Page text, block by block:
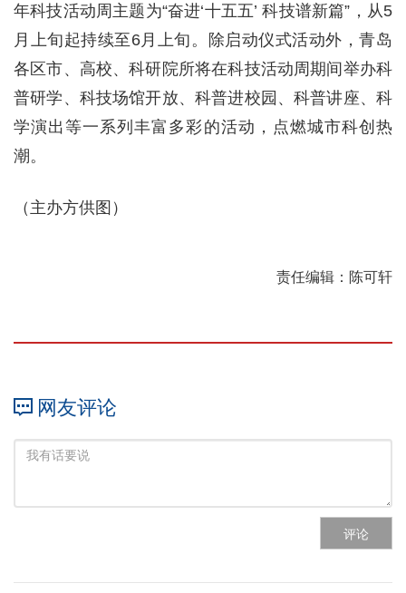
年科技活动周主题为“奋进‘十五五’ 科技谱新篇”，从5
月上旬起持续至6月上旬。除启动仪式活动外，青岛
各区市、高校、科研院所将在科技活动周期间举办科
普研学、科技场馆开放、科普进校园、科普讲座、科
学演出等一系列丰富多彩的活动，点燃城市科创热
潮。
（主办方供图）
责任编辑：陈可轩
网友评论
评论